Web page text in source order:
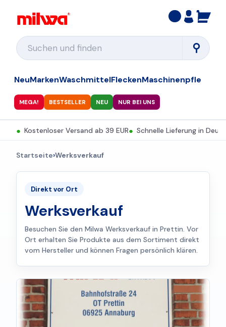
⚲
NeuMarkenWaschmittelFleckenMaschinenpflege
MEGA! BESTSELLER NEU NUR BEI UNS
● Kostenloser Versand ab 39 EUR● Schnelle Lieferung in
Startseite›Werksverkauf
Direkt vor Ort
Werksverkauf
Besuchen Sie den Milwa Werksverkauf in Prettin. Vor
Ort erhalten Sie Produkte aus dem Sortiment direkt
vom Hersteller und können Fragen persönlich klären.